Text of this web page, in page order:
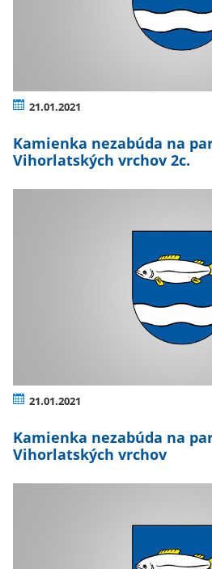
21.01.2021
Kamienka nezabúda na
Vihorlatských vrchov 2c.
21.01.2021
Kamienka nezabúda na
Vihorlatských vrchov